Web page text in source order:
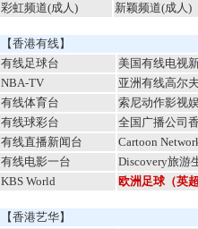
彩虹频道(成人)
新颖频道(成人)
【香港有线】
有线足球台
美国有线电视
NBA-TV
亚洲有线高尔
有线体育台
索尼动作影视
有线球彩台
全国广播公司
有线直播新闻台
Cartoon
有线电影一台
Discovery旅游
KBS World
欧洲足球（英
【香港艺华】